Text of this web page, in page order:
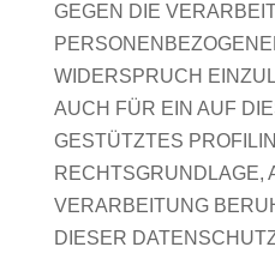
GEGEN DIE
WIDERSPRUCH
AUCH FÜR EIN AUF
GESTÜTZTES
RECHTSGRUNDLAGE,
VERARBEITUNG
DIESER